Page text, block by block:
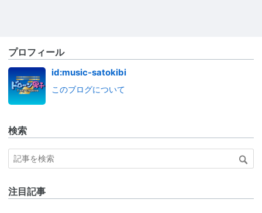
プロフィール
id:music-satokibi
このブログについて
検索
注目記事